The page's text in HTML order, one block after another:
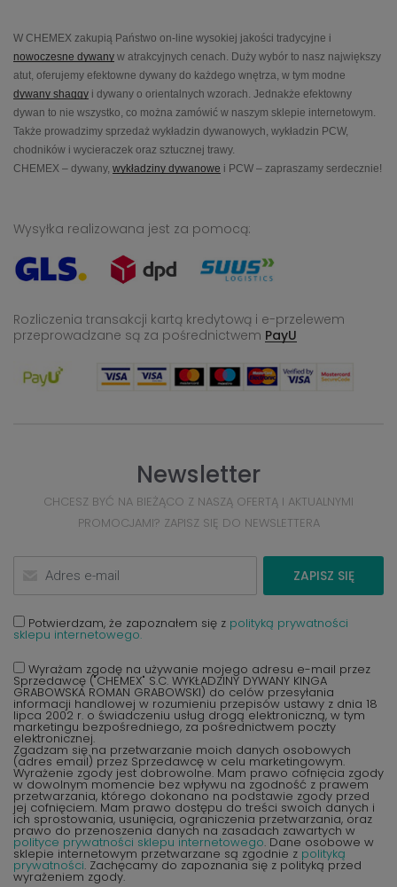
W CHEMEX zakupią Państwo on-line wysokiej jakości tradycyjne i
nowoczesne dywany w atrakcyjnych cenach. Duży wybór to nasz największy
atut, oferujemy efektowne dywany do każdego wnętrza, w tym modne
dywany shaggy i dywany o orientalnych wzorach. Jednakże efektowny
dywan to nie wszystko, co można zamówić w naszym sklepie internetowym.
Także prowadzimy sprzedaż wykładzin dywanowych, wykładzin PCW,
chodników i wycieraczek oraz sztucznej trawy.
CHEMEX – dywany, wykładziny dywanowe i PCW – zapraszamy serdecznie!
Wysyłka realizowana jest za pomocą:
Rozliczenia transakcji kartą kredytową i e-przelewem
przeprowadzane są za pośrednictwem PayU
Newsletter
CHCESZ BYĆ NA BIEŻĄCO Z NASZĄ OFERTĄ I AKTUALNYMI
PROMOCJAMI? ZAPISZ SIĘ DO NEWSLETTERA
ZAPISZ SIĘ
Potwierdzam, że zapoznałem się z polityką prywatności
sklepu internetowego.
Wyrażam zgodę na używanie mojego adresu e-mail przez
Sprzedawcę ("CHEMEX" S.C. WYKŁADZINY DYWANY KINGA
GRABOWSKA ROMAN GRABOWSKI) do celów przesyłania
informacji handlowej w rozumieniu przepisów ustawy z dnia 18
lipca 2002 r. o świadczeniu usług drogą elektroniczną, w tym
marketingu bezpośredniego, za pośrednictwem poczty
elektronicznej.
Zgadzam się na przetwarzanie moich danych osobowych
(adres email) przez Sprzedawcę w celu marketingowym.
Wyrażenie zgody jest dobrowolne. Mam prawo cofnięcia zgody
w dowolnym momencie bez wpływu na zgodność z prawem
przetwarzania, którego dokonano na podstawie zgody przed
jej cofnięciem. Mam prawo dostępu do treści swoich danych i
ich sprostowania, usunięcia, ograniczenia przetwarzania, oraz
prawo do przenoszenia danych na zasadach zawartych w
polityce prywatności sklepu internetowego. Dane osobowe w
sklepie internetowym przetwarzane są zgodnie z polityką
prywatności. Zachęcamy do zapoznania się z polityką przed
wyrażeniem zgody.